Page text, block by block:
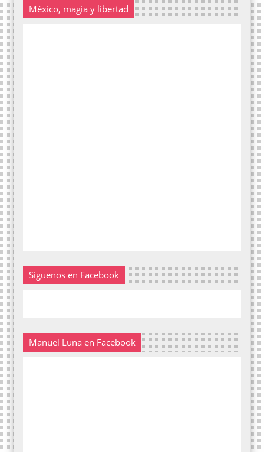
México, magia y libertad
Siguenos en Facebook
Manuel Luna en Facebook